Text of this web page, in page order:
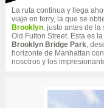
La ruta continua y llega
viaje en ferry, la que se
Brooklyn, justo antes de
Old Fulton Street. Esta es
Brooklyn Bridge Park,
horizonte de Manhattan
nosotros y los